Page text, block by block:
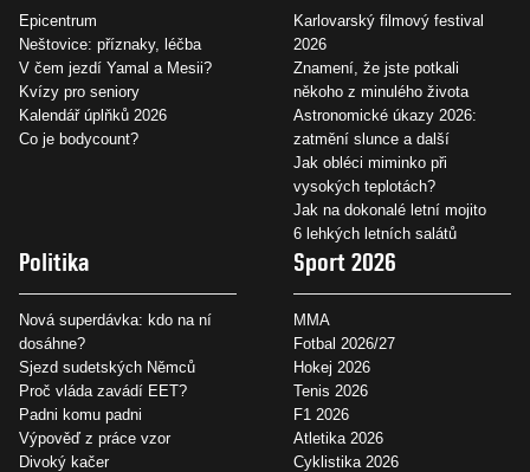
Epicentrum
Neštovice: příznaky, léčba
V čem jezdí Yamal a Mesii?
Kvízy pro seniory
Kalendář úplňků 2026
Co je bodycount?
Karlovarský filmový festival
2026
Znamení, že jste potkali
někoho z minulého života
Astronomické úkazy 2026:
zatmění slunce a další
Jak obléci miminko při
vysokých teplotách?
Jak na dokonalé letní mojito
6 lehkých letních salátů
Politika
Nová superdávka: kdo na ní
dosáhne?
Sjezd sudetských Němců
Proč vláda zavádí EET?
Padni komu padni
Výpověď z práce vzor
Divoký kačer
Sport 2026
MMA
Fotbal 2026/27
Hokej 2026
Tenis 2026
F1 2026
Atletika 2026
Cyklistika 2026